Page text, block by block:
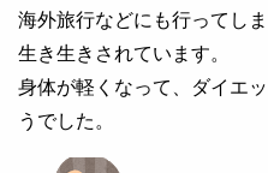
海外旅行などにも行ってし
生き生きされています。
身体が軽くなって、ダイエ
うでした。